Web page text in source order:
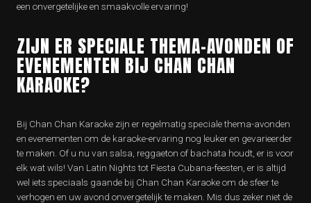
een onvergetelijke en smaakvolle ervaring!
ZIJN ER SPECIALE THEMA-AVONDEN OF
EVENEMENTEN BIJ CHAN CHAN
KARAOKE?
Bij Chan Chan Karaoke zijn er regelmatig speciale thema-avonden
en evenementen om de karaoke-ervaring nog leuker en gevarieerder
te maken. Of u nu van salsa, reggaeton of bachata houdt, er is voor
elk wat wils! Van Latin Nights tot Fiesta Cubana-feesten, er is altijd
wel iets speciaals gaande bij Chan Chan Karaoke om de sfeer te
verhogen en uw avond onvergetelijk te maken. Mis dus zeker niet de